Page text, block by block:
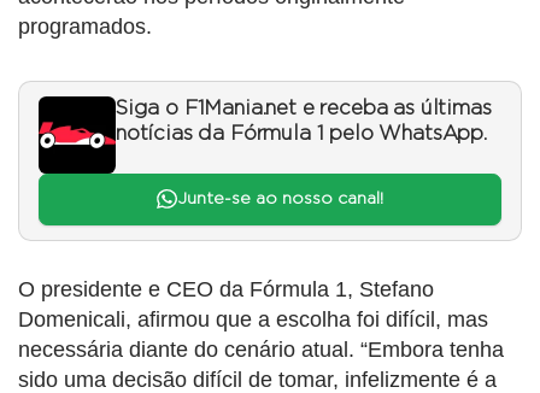
programados.
Siga o F1Mania.net e receba as últimas
notícias da Fórmula 1 pelo WhatsApp.
Junte-se ao nosso canal!
O presidente e CEO da Fórmula 1, Stefano
Domenicali, afirmou que a escolha foi difícil, mas
necessária diante do cenário atual. “Embora tenha
sido uma decisão difícil de tomar, infelizmente é a